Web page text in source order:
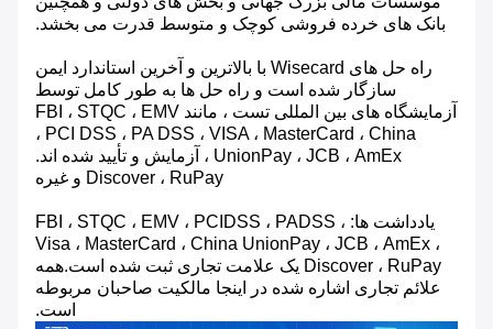
بانک های خرده فروشی کوچک و متوسط ​​قدرت می بخشد.
راه حل های Wisecard با بالاترین و آخرین استاندارد ایمن
سازگار شده است و راه حل ها به طور کامل توسط
آزمایشگاه های بین المللی تست ، مانند FBI ، STQC ، EMV
، PCI DSS ، PA DSS ، VISA ، MasterCard ، China
UnionPay ، JCB ، AmEx ، آزمایش و تأیید شده اند.
Discover ، RuPay و غیره
یادداشت ها: FBI ، STQC ، EMV ، PCIDSS ، PADSS ،
Visa ، MasterCard ، China UnionPay ، JCB ، AmEx ،
Discover ، RuPay یک علامت تجاری ثبت شده است.همه
علائم تجاری اشاره شده در اینجا مالکیت صاحبان مربوطه
است.